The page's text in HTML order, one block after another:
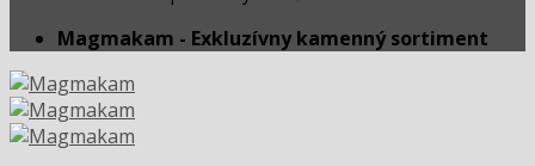
Magmakam - Exkluzívny kamenný sortiment